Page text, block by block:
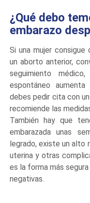
¿Qué debo
embarazo
Si una mujer consigue
un aborto anterior,
seguimiento
espontáneo
debes pedir cita con
recomiende las
También hay que
embarazada unas
legrado, existe un alto
uterina y otras
es la forma más
negativas.